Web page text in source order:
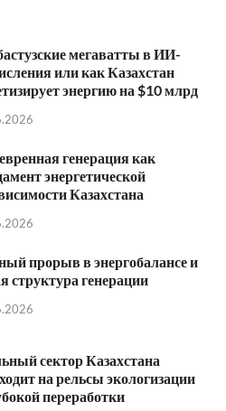
мегаватты в ИИ-
или как Казахстан
энергию на $10 млрд
генерация как
энергетической
Казахстана
прорыв в энергобалансе и
структура генерации
сектор Казахстана
на рельсы экологизации
переработки